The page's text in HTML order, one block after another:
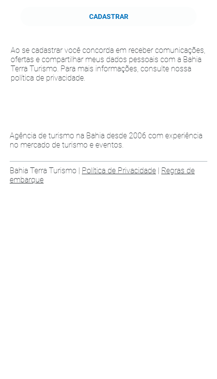
Agência de turismo na Bahia desde 2006 com experiência
no mercado de turismo e eventos.
Bahia Terra Turismo | Política de Privacidade | Regras de
embarque
CADASTRAR
Ao se cadastrar você concorda em receber comunicações,
ofertas e compartilhar meus dados pessoais com a Bahia
Terra Turismo. Para mais informações, consulte nossa
política de privacidade.